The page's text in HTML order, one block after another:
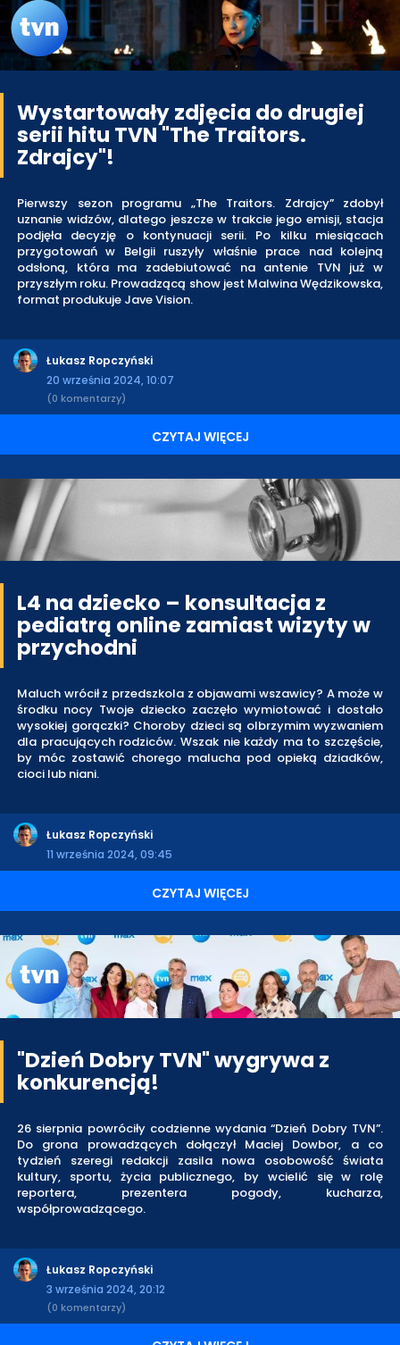
Wystartowały zdjęcia do drugiej
serii hitu TVN "The Traitors.
Zdrajcy"!
Pierwszy sezon programu „The Traitors. Zdrajcy” zdobył
uznanie widzów, dlatego jeszcze w trakcie jego emisji, stacja
podjęła decyzję o kontynuacji serii. Po kilku miesiącach
przygotowań w Belgii ruszyły właśnie prace nad kolejną
odsłoną, która ma zadebiutować na antenie TVN już w
przyszłym roku. Prowadzącą show jest Malwina Wędzikowska,
format produkuje Jave Vision.
Łukasz Ropczyński
20 września 2024, 10:07
(0 komentarzy)
CZYTAJ WIĘCEJ
L4 na dziecko – konsultacja z
pediatrą online zamiast wizyty w
przychodni
Maluch wrócił z przedszkola z objawami wszawicy? A może w
środku nocy Twoje dziecko zaczęło wymiotować i dostało
wysokiej gorączki? Choroby dzieci są olbrzymim wyzwaniem
dla pracujących rodziców. Wszak nie każdy ma to szczęście,
by móc zostawić chorego malucha pod opieką dziadków,
cioci lub niani.
Łukasz Ropczyński
11 września 2024, 09:45
CZYTAJ WIĘCEJ
"Dzień Dobry TVN" wygrywa z
konkurencją!
26 sierpnia powróciły codzienne wydania “Dzień Dobry TVN”.
Do grona prowadzących dołączył Maciej Dowbor, a co
tydzień szeregi redakcji zasila nowa osobowość świata
kultury, sportu, życia publicznego, by wcielić się w rolę
reportera, prezentera pogody, kucharza,
współprowadzącego.
Łukasz Ropczyński
3 września 2024, 20:12
(0 komentarzy)